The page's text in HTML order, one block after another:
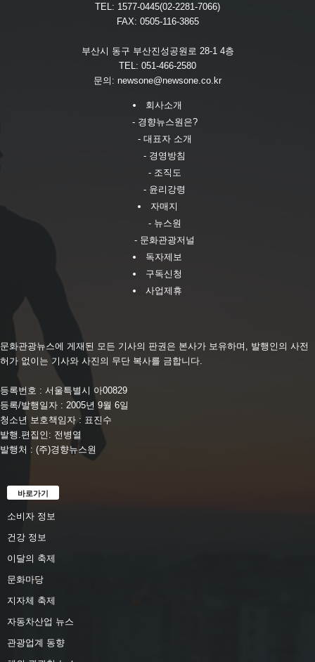
TEL: 1577-0445(02-2281-7066)
FAX: 0505-116-3865
부산시 동구 부산진성공원로 28-1 4층
TEL: 051-466-2580
문의: newsone@newsone.co.kr
회사소개
- 경향뉴스원은?
- 대표자 소개
- 경영방침
- 조직도
- 윤리강령
자매지
- 뉴스원
- 문화관광저널
독자제보
구독신청
사업제휴
문화관광뉴스에 게재된 모든 기사의 판권은 본사가 보유하며, 발행인의 사전
허가 없이는 기사와 사진의 무단 복사를 금합니다.
등록번호 : 서울특별시 아00829
등록/발행일자 : 2005년 9월 6일
청소년 보호책임자 : 표진수
발행.편집인: 전병열
발행처 : (주)경향뉴스원
바로가기
소비자 정보
건강 정보
이달의 축제
문화마당
지자체 축제
자동차산업 뉴스
관광업계 동향